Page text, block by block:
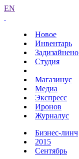
EN
Новое
Инвентарь
Задизайнено
Студия
Магазинус
Медиа
Экспресс
Иронов
Журналус
Бизнес-линч
2015
Сентябрь